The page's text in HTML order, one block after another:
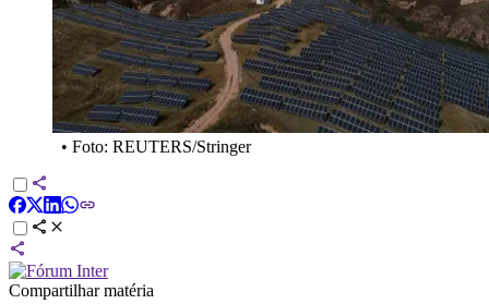
• Foto: REUTERS/Stringer
Compartilhar matéria